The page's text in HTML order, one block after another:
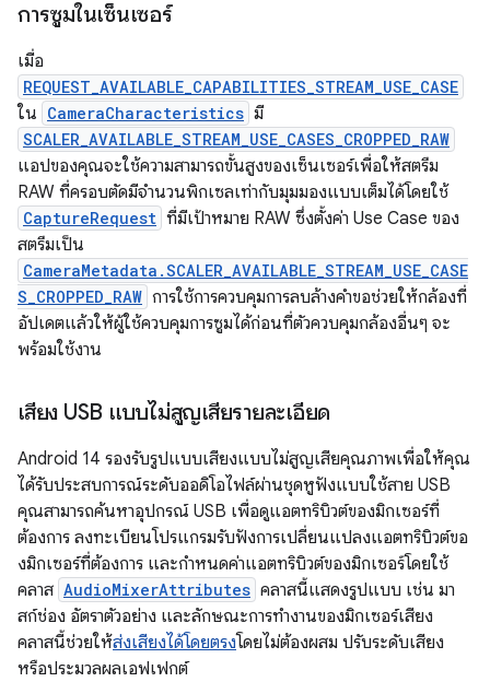
การซูมในเซ็นเซอร์
เมื่อ
REQUEST_AVAILABLE_CAPABILITIES_STREAM_USE_CASE
ใน CameraCharacteristics มี
SCALER_AVAILABLE_STREAM_USE_CASES_CROPPED_RAW
แอปของคุณจะใช้ความสามารถขั้นสูงของเซ็นเซอร์เพื่อให้สตรีม
RAW ที่ครอบตัดมีจำนวนพิกเซลเท่ากับมุมมองแบบเต็มได้โดยใช้
CaptureRequest ที่มีเป้าหมาย RAW ซึ่งตั้งค่า Use Case ของ
สตรีมเป็น
CameraMetadata.SCALER_AVAILABLE_STREAM_USE_CASE
S_CROPPED_RAW การใช้การควบคุมการลบล้างคําขอช่วยให้กล้องที่
อัปเดตแล้วให้ผู้ใช้ควบคุมการซูมได้ก่อนที่ตัวควบคุมกล้องอื่นๆ จะ
พร้อมใช้งาน
เสียง USB แบบไม่สูญเสียรายละเอียด
Android 14 รองรับรูปแบบเสียงแบบไม่สูญเสียคุณภาพเพื่อให้คุณ
ได้รับประสบการณ์ระดับออดิโอไฟล์ผ่านชุดหูฟังแบบใช้สาย USB
คุณสามารถค้นหาอุปกรณ์ USB เพื่อดูแอตทริบิวต์ของมิกเซอร์ที่
ต้องการ ลงทะเบียนโปรแกรมรับฟังการเปลี่ยนแปลงแอตทริบิวต์ขอ
งมิกเซอร์ที่ต้องการ และกำหนดค่าแอตทริบิวต์ของมิกเซอร์โดยใช้
คลาส AudioMixerAttributes คลาสนี้แสดงรูปแบบ เช่น มา
สก์ช่อง อัตราตัวอย่าง และลักษณะการทำงานของมิกเซอร์เสียง
คลาสนี้ช่วยให้ส่งเสียงได้โดยตรงโดยไม่ต้องผสม ปรับระดับเสียง
หรือประมวลผลเอฟเฟกต์